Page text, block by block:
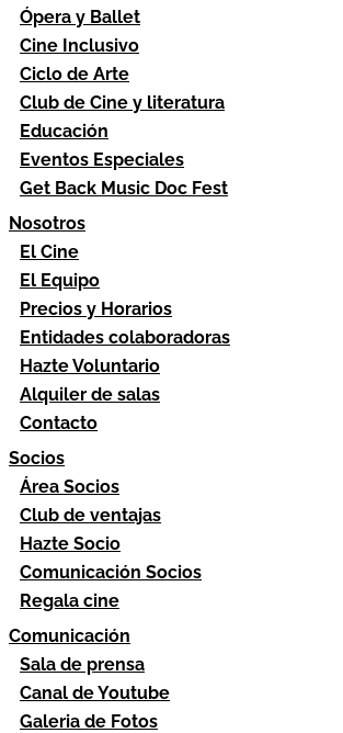
Ópera y Ballet
Cine Inclusivo
Ciclo de Arte
Club de Cine y literatura
Educación
Eventos Especiales
Get Back Music Doc Fest
Nosotros
El Cine
El Equipo
Precios y Horarios
Entidades colaboradoras
Hazte Voluntario
Alquiler de salas
Contacto
Socios
Área Socios
Club de ventajas
Hazte Socio
Comunicación Socios
Regala cine
Comunicación
Sala de prensa
Canal de Youtube
Galeria de Fotos